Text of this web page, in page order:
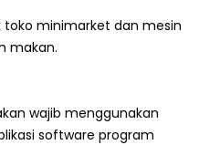
toko minimarket dan mesin
makan.
wajib menggunakan
software program